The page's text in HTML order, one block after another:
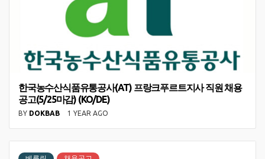
한국농수산식품유통공사(AT) 프랑크푸르트지사 직원 채용
공고(5/25마감) (KO/DE)
BY DOKBAB 1 YEAR AGO